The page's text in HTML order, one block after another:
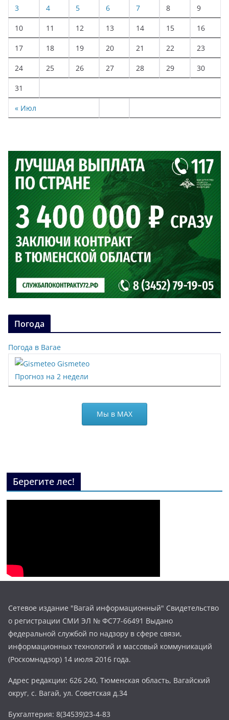
« Июл
3 4 5 6 7 8 9
10 11 12 13 14 15 16
17 18 19 20 21 22 23
24 25 26 27 28 29 30
31
Погода
Погода в Вагае
Gismeteo
Прогноз на 2 недели
Мы в МАХ
Берегите лес!
Сетевое издание "Вагай информационный" Свидетельство
о регистрации СМИ ЭЛ № ФС77-66491 Выдано
федеральной службой по надзору в сфере связи,
информационных технологий и массовый коммуникаций
(Роскомнадзор) 14 июля 2016 года.
Адрес редакции: 626 240, Тюменская область, Вагайский
округ, с. Вагай, ул. Советская д.34
Бухгалтерия: 8(34539)23-4-83